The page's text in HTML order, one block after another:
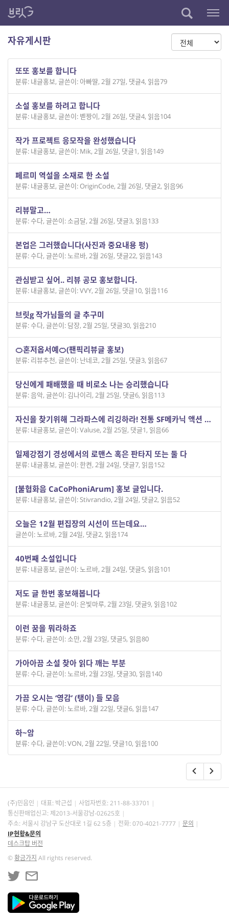
자유게시판
또또 홍보를 합니다
분류: 내글홍보, 글쓴이: 아빠딸, 2월 27일, 댓글4, 읽음79
소설 홍보를 하려고 합니다
분류: 내글홍보, 글쓴이: 벧짱이, 2월 26일, 댓글4, 읽음104
작가 프로젝트 응모작을 완성했습니다
분류: 내글홍보, 글쓴이: Mik, 2월 26일, 댓글1, 읽음149
페르미 역설을 소재로 한 소설
분류: 내글홍보, 글쓴이: OriginCode, 2월 26일, 댓글2, 읽음96
리뷰말고…
분류: 수다, 글쓴이: 소금달, 2월 26일, 댓글3, 읽음133
본업은 그러했습니다(사진과 중요내용 펑)
분류: 수다, 글쓴이: 노르바, 2월 26일, 댓글22, 읽음143
관심받고 싶어.. 리뷰 공모 홍보합니다.
분류: 내글홍보, 글쓴이: VVY, 2월 26일, 댓글10, 읽음116
브릿g 작가님들의 글 추구미
분류: 수다, 글쓴이: 담장, 2월 25일, 댓글30, 읽음210
🍊혼저옵서예🍊(팬픽리뷰글 홍보)
분류: 리뷰추천, 글쓴이: 난네코, 2월 25일, 댓글3, 읽음67
당신에게 패배했을 때 비로소 나는 승리했습니다
분류: 음악, 글쓴이: 김나이리, 2월 25일, 댓글6, 읽음113
자신을 찾기위해 그라파스에 리깅하라! 전통 SF메카닉 액션 리깅포더퍼펙트
분류: 내글홍보, 글쓴이: Valuse, 2월 25일, 댓글1, 읽음66
일제강점기 경성에서의 로맨스 혹은 판타지 또는 둘 다
분류: 내글홍보, 글쓴이: 한켠, 2월 24일, 댓글7, 읽음152
[불협화음 CaCoPhoniArum] 홍보 글입니다.
분류: 내글홍보, 글쓴이: Stivrandio, 2월 24일, 댓글2, 읽음52
오늘은 12월 편집장의 시선이 뜨는데요…
글쓴이: 노르바, 2월 24일, 댓글2, 읽음174
40번째 소설입니다
분류: 내글홍보, 글쓴이: 노르바, 2월 24일, 댓글5, 읽음101
저도 글 한번 홍보해봅니다
분류: 내글홍보, 글쓴이: 은빛마루, 2월 23일, 댓글9, 읽음102
이런 꿈을 뭐라하죠
분류: 수다, 글쓴이: 소만, 2월 23일, 댓글5, 읽음80
가아아끔 소설 찾아 읽다 깨는 부분
분류: 수다, 글쓴이: 노르바, 2월 23일, 댓글30, 읽음140
가끔 오시는 ‘영감’ (탱이) 들 모음
분류: 수다, 글쓴이: 노르바, 2월 22일, 댓글6, 읽음147
하~암
분류: 수다, 글쓴이: VON, 2월 22일, 댓글10, 읽음100
(주)민음인 대표: 박근섭 사업자번호: 211-88-33701
통신판매업신고: 제2013-서울강남-02625호
주소: 서울시 강남구 도산대로 1길 62 5층
전화: 070-4021-7777
문의
IP현황&문의
데스크탑 버전
©황금가지 All rights reserved.